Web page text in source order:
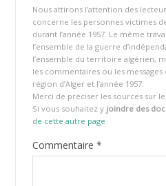
Nous attirons l’attention des
concerne les personnes victimes
durant l’année 1957. Le même
l’ensemble de la guerre
l’ensemble du territoire algérien,
les commentaires ou les
région d’Alger et l’année 1957.
Merci de préciser les sources sur
Si vous souhaitez y joindre des
de cette autre page
Commentaire *